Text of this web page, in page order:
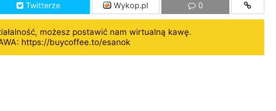
Twitterze Wykop.pl 0
możesz postawić nam wirtualną kawę.
https://buycoffee.to/esanok